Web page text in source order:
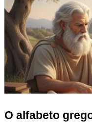
O alfabeto